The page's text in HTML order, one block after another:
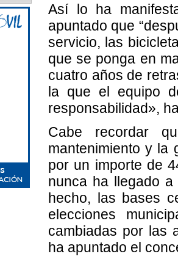
Así lo ha
apuntado que
servicio, las
que se ponga en
cuatro años de
la que el equipo
responsabilidad»,
Cabe recordar
mantenimiento y la
por un importe de
nunca ha llegado a
hecho, las bases
elecciones
cambiadas por las
ha apuntado el